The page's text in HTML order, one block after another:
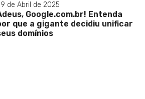
de Abril de 2025
Google.com.br! Entenda
que a gigante decidiu unificar
domínios